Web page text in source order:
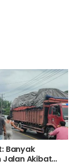
Banyak
Jalan Akibat